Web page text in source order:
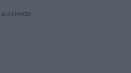
ΔΙΑΦΗΜΙΣΗ